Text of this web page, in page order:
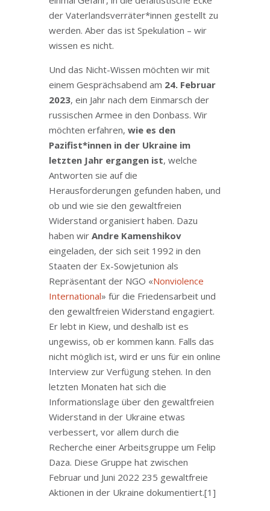
der Vaterlandsverräter*innen gestellt zu
werden. Aber das ist Spekulation – wir
wissen es nicht.
Und das Nicht-Wissen möchten wir mit
einem Gesprächsabend am 24. Februar
2023, ein Jahr nach dem Einmarsch der
russischen Armee in den Donbass. Wir
möchten erfahren, wie es den
Pazifist*innen in der Ukraine im
letzten Jahr ergangen ist, welche
Antworten sie auf die
Herausforderungen gefunden haben, und
ob und wie sie den gewaltfreien
Widerstand organisiert haben. Dazu
haben wir Andre Kamenshikov
eingeladen, der sich seit 1992 in den
Staaten der Ex-Sowjetunion als
Repräsentant der NGO «Nonviolence
International» für die Friedensarbeit und
den gewaltfreien Widerstand engagiert.
Er lebt in Kiew, und deshalb ist es
ungewiss, ob er kommen kann. Falls das
nicht möglich ist, wird er uns für ein online
Interview zur Verfügung stehen. In den
letzten Monaten hat sich die
Informationslage über den gewaltfreien
Widerstand in der Ukraine etwas
verbessert, vor allem durch die
Recherche einer Arbeitsgruppe um Felip
Daza. Diese Gruppe hat zwischen
Februar und Juni 2022 235 gewaltfreie
Aktionen in der Ukraine dokumentiert.[1]